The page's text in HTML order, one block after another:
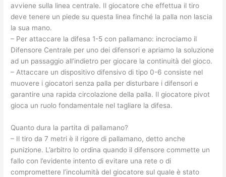
avviene sulla linea centrale. Il giocatore che effettua il tiro
deve tenere un piede su questa linea finché la palla non lascia
la sua mano.
– Per attaccare la difesa 1-5 con pallamano: incrociamo il
Difensore Centrale per uno dei difensori e apriamo la soluzione
ad un passaggio all’indietro per giocare la continuità del gioco.
– Attaccare un dispositivo difensivo di tipo 0-6 consiste nel
muovere i giocatori senza palla per disturbare i difensori e
garantire una rapida circolazione della palla. Il giocatore pivot
gioca un ruolo fondamentale nel tagliare la difesa.
Quanto dura la partita di pallamano?
– Il tiro da 7 metri è il rigore di pallamano, detto anche
punizione. L’arbitro lo ordina quando il difensore commette un
fallo con l’evidente intento di evitare una rete o di
compromettere l’incolumità del giocatore sul quale è stato